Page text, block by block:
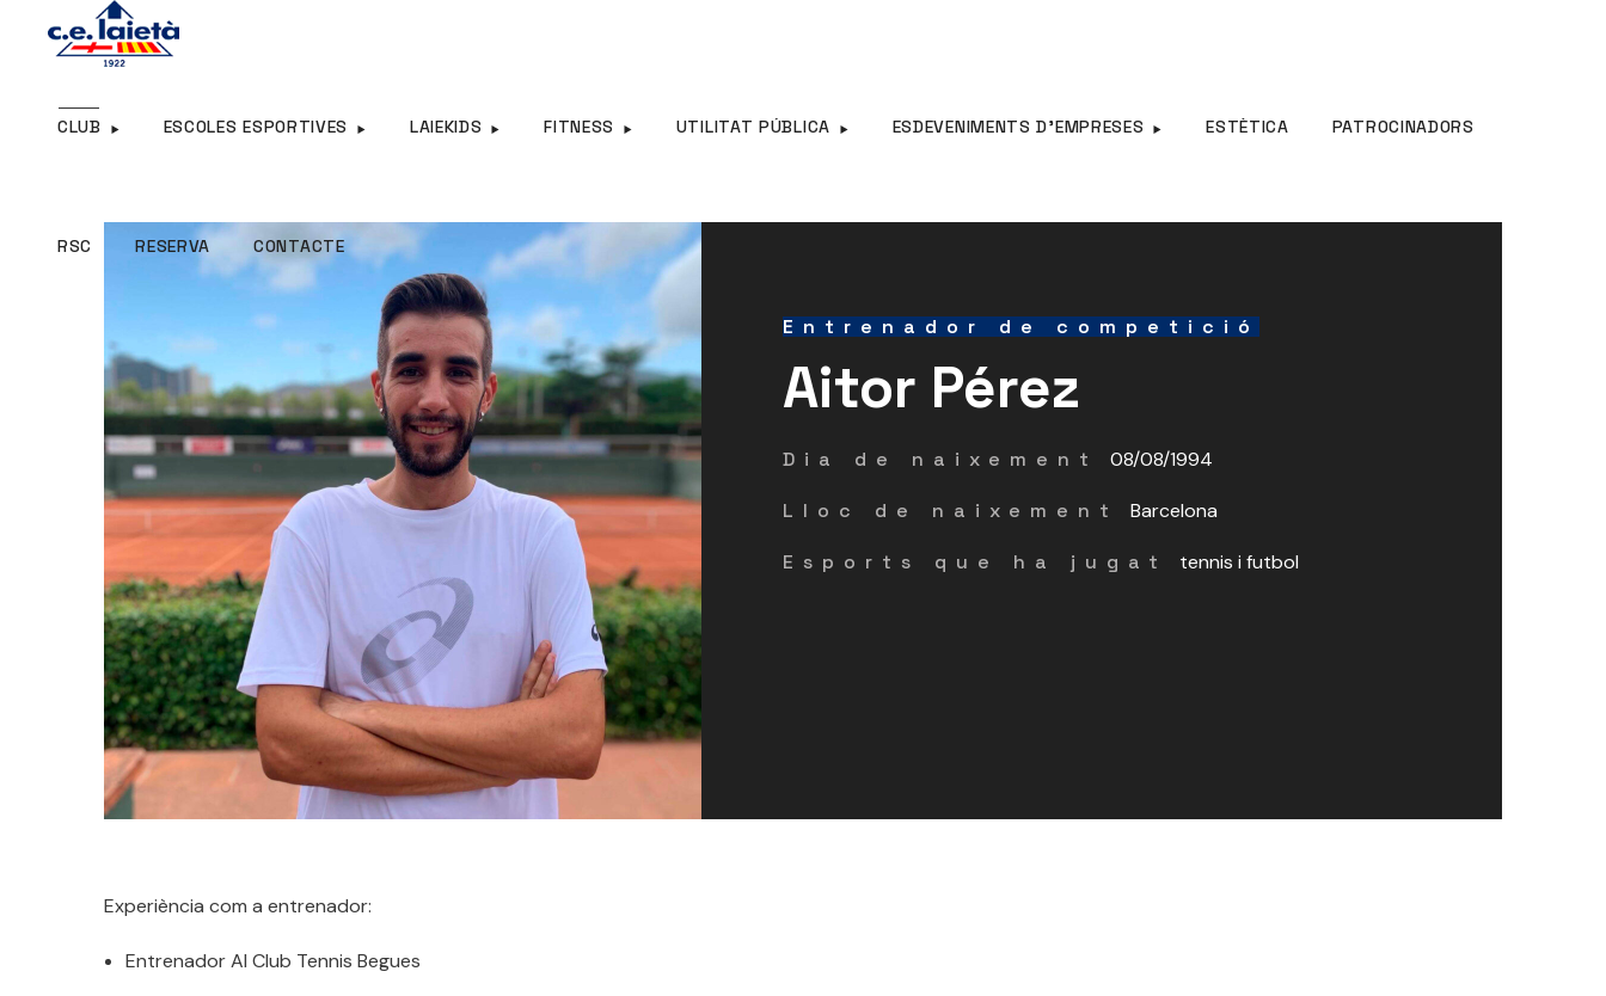
CLUB ESCOLES ESPORTIVES LAIEKIDS FITNESS UTILITAT PÚBLICA ESDEVENIMENTS D’EMPRESES ESTÈTICA PATROCINADORS
RSC RESERVA CONTACTE
RSC RESERVA
Entrenador de competició
Aitor Pérez
Dia de naixement 08/08/1994
Lloc de naixement Barcelona
Esports que ha jugat tennis i futbol
Experiència com a entrenador:
Entrenador Al Club Tennis Begues